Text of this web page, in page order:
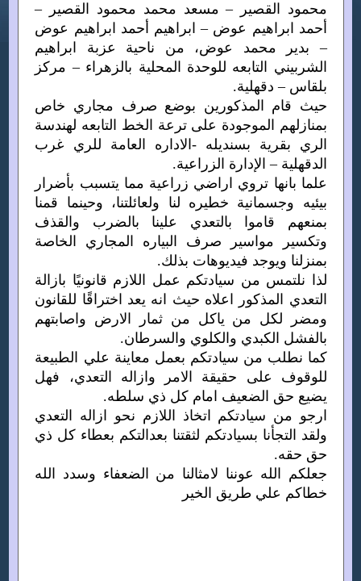
محمود القصير – مسعد محمد محمود القصير –
أحمد ابراهيم عوض – ابراهيم أحمد ابراهيم عوض
– بدير محمد عوض، من ناحية عزبة ابراهيم
الشربيني التابعه للوحدة المحلية بالزهراء – مركز
بلقاس – دقهلية.
حيث قام المذكورين بوضع صرف مجاري خاص
بمنازلهم الموجودة على ترعة الخط التابعه لهندسة
الري بقرية بسنديله -الاداره العامة للري غرب
الدقهلية – الإدارة الزراعية.
علما بانها تروي اراضي زراعية مما يتسبب بأضرار
بيئيه وجسمانية خطيره لنا ولعائلتنا، وحينما قمنا
بمنعهم قاموا بالتعدي علينا بالضرب والقذف
وتكسير مواسير صرف البياره المجاري الخاصة
بمنزلنا ويوجد فيديوهات بذلك.
لذا نلتمس من سيادتكم عمل اللازم قانونيًا بازالة
التعدي المذكور اعلاه حيث انه يعد اختراقًا للقانون
ومضر لكل من ياكل من ثمار الارض واصابتهم
بالفشل الكبدي والكلوي والسرطان.
كما نطلب من سيادتكم بعمل معاينة علي الطبيعة
للوقوف على حقيقة الامر وازاله التعدي، فهل
يضيع حق الضعيف امام كل ذي سلطه.
ارجو من سيادتكم اتخاذ اللازم نحو ازاله التعدي
ولقد التجأنا بسيادتكم لثقتنا بعدالتكم بعطاء كل ذي
حق حقه.
جعلكم الله عوننا لامثالنا من الضعفاء وسدد الله
خطاكم علي طريق الخير